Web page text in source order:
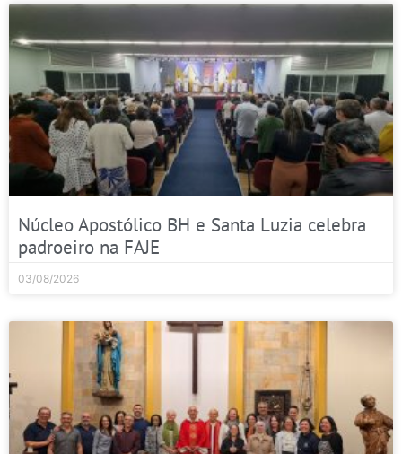
Núcleo Apostólico BH e Santa Luzia celebra
padroeiro na FAJE
03/08/2026